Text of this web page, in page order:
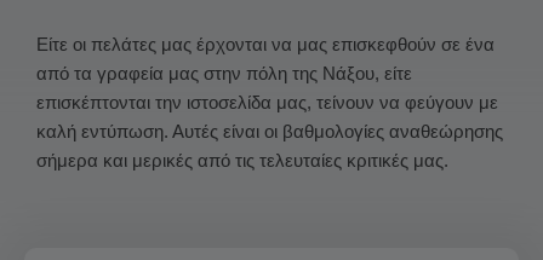
Είτε οι πελάτες μας έρχονται να μας επισκεφθούν σε ένα
από τα γραφεία μας στην πόλη της Νάξου, είτε
επισκέπτονται την ιστοσελίδα μας, τείνουν να φεύγουν με
καλή εντύπωση. Αυτές είναι οι βαθμολογίες αναθεώρησης
σήμερα και μερικές από τις τελευταίες κριτικές μας.